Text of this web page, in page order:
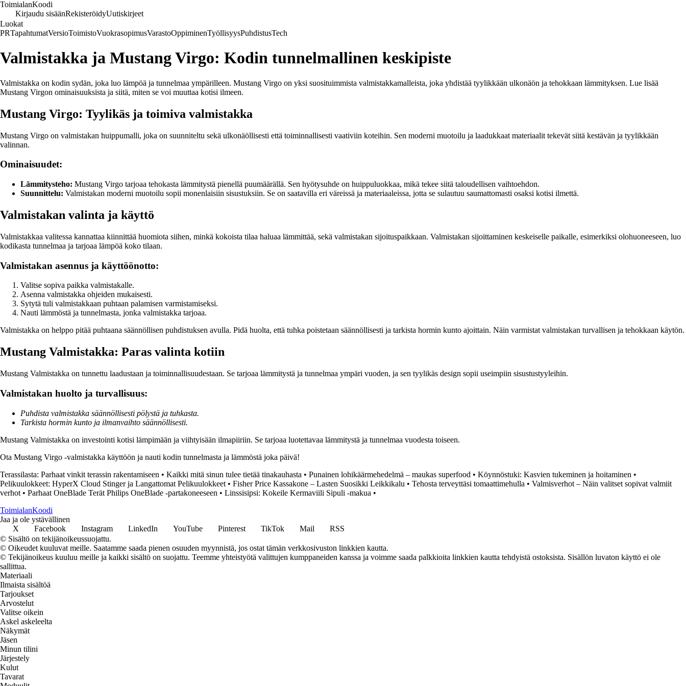
ToimialanKoodi
Kirjaudu sisäänRekisteröidyUutiskirjeet
Luokat
PRTapahtumatVersioToimistoVuokrasopimusVarastoOppiminenTyöllisyysPuhdistusTech
Valmistakka ja Mustang Virgo: Kodin tunnelmallinen keskipiste
Valmistakka on kodin sydän, joka luo lämpöä ja tunnelmaa ympärilleen. Mustang Virgo on yksi suosituimmista valmistakkamalleista, joka yhdistää tyylikkään ulkonäön ja tehokkaan lämmityksen. Lue lisää
Mustang Virgon ominaisuuksista ja siitä, miten se voi muuttaa kotisi ilmeen.
Mustang Virgo: Tyylikäs ja toimiva valmistakka
Mustang Virgo on valmistakan huippumalli, joka on suunniteltu sekä ulkonäöllisesti että toiminnallisesti vaativiin koteihin. Sen moderni muotoilu ja laadukkaat materiaalit tekevät siitä kestävän ja tyylikkään
valinnan.
Ominaisuudet:
Lämmitysteho: Mustang Virgo tarjoaa tehokasta lämmitystä pienellä puumäärällä. Sen hyötysuhde on huippuluokkaa, mikä tekee siitä taloudellisen vaihtoehdon.
Suunnittelu: Valmistakan moderni muotoilu sopii monenlaisiin sisustuksiin. Se on saatavilla eri väreissä ja materiaaleissa, jotta se sulautuu saumattomasti osaksi kotisi ilmettä.
Valmistakan valinta ja käyttö
Valmistakkaa valitessa kannattaa kiinnittää huomiota siihen, minkä kokoista tilaa haluaa lämmittää, sekä valmistakan sijoituspaikkaan. Valmistakan sijoittaminen keskeiselle paikalle, esimerkiksi olohuoneeseen, luo
kodikasta tunnelmaa ja tarjoaa lämpöä koko tilaan.
Valmistakan asennus ja käyttöönotto:
Valitse sopiva paikka valmistakalle.
Asenna valmistakka ohjeiden mukaisesti.
Sytytä tuli valmistakkaan puhtaan palamisen varmistamiseksi.
Nauti lämmöstä ja tunnelmasta, jonka valmistakka tarjoaa.
Valmistakka on helppo pitää puhtaana säännöllisen puhdistuksen avulla. Pidä huolta, että tuhka poistetaan säännöllisesti ja tarkista hormin kunto ajoittain. Näin varmistat valmistakan turvallisen ja tehokkaan käytön.
Mustang Valmistakka: Paras valinta kotiin
Mustang Valmistakka on tunnettu laadustaan ja toiminnallisuudestaan. Se tarjoaa lämmitystä ja tunnelmaa ympäri vuoden, ja sen tyylikäs design sopii useimpiin sisustustyyleihin.
Valmistakan huolto ja turvallisuus:
Puhdista valmistakka säännöllisesti pölystä ja tuhkasta.
Tarkista hormin kunto ja ilmanvaihto säännöllisesti.
Mustang Valmistakka on investointi kotisi lämpimään ja viihtyisään ilmapiiriin. Se tarjoaa luotettavaa lämmitystä ja tunnelmaa vuodesta toiseen.
Ota Mustang Virgo -valmistakka käyttöön ja nauti kodin tunnelmasta ja lämmöstä joka päivä!
Terassilasta: Parhaat vinkit terassin rakentamiseen • Kaikki mitä sinun tulee tietää tinakauhasta • Punainen lohikäärmehedelmä – maukas superfood • Köynnöstuki: Kasvien tukeminen ja hoitaminen •
Pelikuulokkeet: HyperX Cloud Stinger ja Langattomat Pelikuulokkeet • Fisher Price Kassakone – Lasten Suosikki Leikkikalu • Tehosta terveyttäsi tomaattimehulla • Valmisverhot – Näin valitset sopivat valmiit
verhot • Parhaat OneBlade Terät Philips OneBlade -partakoneeseen • Linssisipsi: Kokeile Kermaviili Sipuli -makua •
ToimialanKoodi
Jaa ja ole ystävällinen
X
Facebook Instagram LinkedIn YouTube Pinterest TikTok Mail
RSS
© Sisältö on tekijänoikeussuojattu.
© Oikeudet kuuluvat meille. Saatamme saada pienen osuuden myynnistä, jos ostat tämän verkkosivuston linkkien kautta.
© Tekijänoikeus kuuluu meille ja kaikki sisältö on suojattu. Teemme yhteistyötä valittujen kumppaneiden kanssa ja voimme saada palkkioita linkkien kautta tehdyistä ostoksista. Sisällön luvaton käyttö ei ole
sallittua.
Materiaali
Ilmaista sisältöä
Tarjoukset
Arvostelut
Valitse oikein
Askel askeleelta
Näkymät
Jäsen
Minun tilini
Järjestely
Kulut
Tavarat